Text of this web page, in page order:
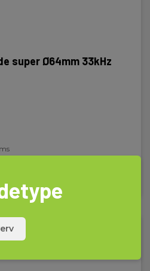
super Ø64mm 33kHz